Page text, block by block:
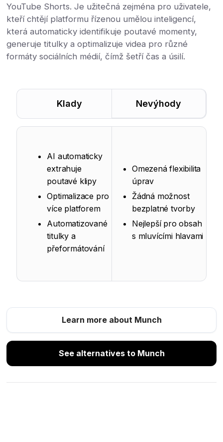
YouTube Shorts. Je užitečná zejména pro uživatele,
kteří chtějí platformu řízenou umělou inteligencí,
která automaticky identifikuje poutavé momenty,
generuje titulky a optimalizuje videa pro různé
formáty sociálních médií, čímž šetří čas a úsilí.
Klady Nevýhody
AI automaticky
extrahuje
poutavé klipy
Optimalizace pro
více platforem
Automatizované
titulky a
přeformátování
Omezená flexibilita
úprav
Žádná možnost
bezplatné tvorby
Nejlepší pro obsah
s mluvícími hlavami
Learn more about Munch
See alternatives to Munch